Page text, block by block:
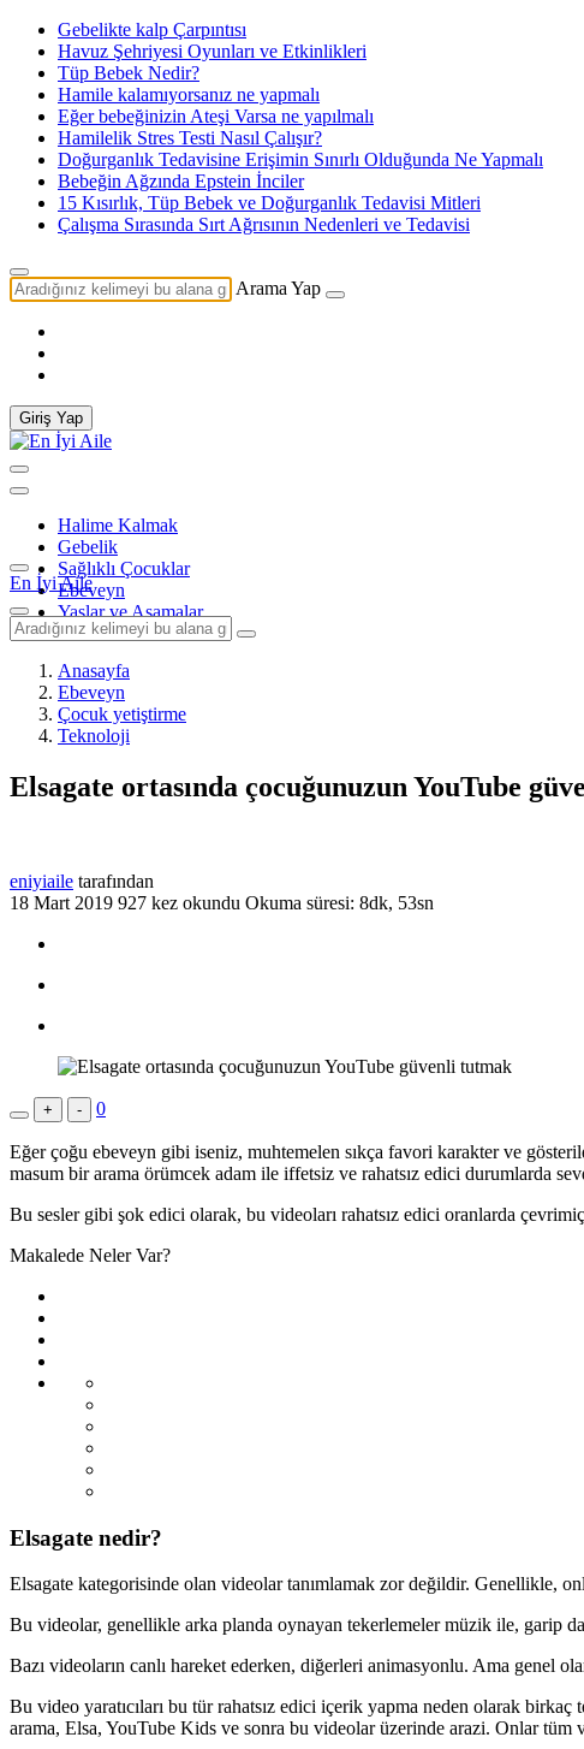
Gebelikte kalp Çarpıntısı
Havuz Şehriyesi Oyunları ve Etkinlikleri
Tüp Bebek Nedir?
Hamile kalamıyorsanız ne yapmalı
Eğer bebeğinizin Ateşi Varsa ne yapılmalı
Hamilelik Stres Testi Nasıl Çalışır?
Doğurganlık Tedavisine Erişimin Sınırlı Olduğunda Ne Yapmalı
Bebeğin Ağzında Epstein İnciler
15 Kısırlık, Tüp Bebek ve Doğurganlık Tedavisi Mitleri
Çalışma Sırasında Sırt Ağrısının Nedenleri ve Tedavisi
Arama Yap
Giriş Yap
Halime Kalmak
Gebelik
Sağlıklı Çocuklar
Ebeveyn
Yaşlar ve Aşamalar
En İyi Aile
Anasayfa
Ebeveyn
Çocuk yetiştirme
Teknoloji
Elsagate ortasında çocuğunuzun YouTube
eniyiaile tarafından
18 Mart 2019 927 kez okundu Okuma süresi: 8dk, 53sn
+ - 0
Eğer çoğu ebeveyn gibi iseniz, muhtemelen sıkça favori karakter ve
masum bir arama örümcek adam ile iffetsiz ve rahatsız edici durumlarda
Bu sesler gibi şok edici olarak, bu videoları rahatsız edici oranlarda
Makalede Neler Var?
Elsagate nedir?
Elsagate kategorisinde olan videolar tanımlamak zor değildir. Genellikle,
Bu videolar, genellikle arka planda oynayan tekerlemeler müzik ile, garip
Bazı videoların canlı hareket ederken, diğerleri animasyonlu. Ama genel
Bu video yaratıcıları bu tür rahatsız edici içerik yapma neden olarak
arama, Elsa, YouTube Kids ve sonra bu videolar üzerinde arazi. Onlar tüm